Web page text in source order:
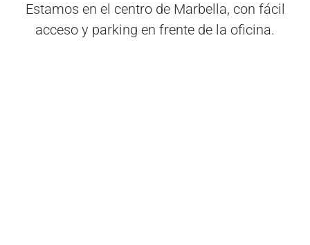
Estamos en el centro de Marbella, con fácil
acceso y parking en frente de la oficina.